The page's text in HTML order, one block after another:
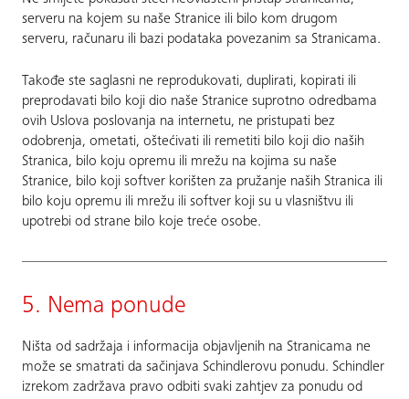
serveru na kojem su naše Stranice ili bilo kom drugom
serveru, računaru ili bazi podataka povezanim sa Stranicama.
Takođe ste saglasni ne reprodukovati, duplirati, kopirati ili
preprodavati bilo koji dio naše Stranice suprotno odredbama
ovih Uslova poslovanja na internetu, ne pristupati bez
odobrenja, ometati, oštećivati ili remetiti bilo koji dio naših
Stranica, bilo koju opremu ili mrežu na kojima su naše
Stranice, bilo koji softver korišten za pružanje naših Stranica ili
bilo koju opremu ili mrežu ili softver koji su u vlasništvu ili
upotrebi od strane bilo koje treće osobe.
5. Nema ponude
Ništa od sadržaja i informacija objavljenih na Stranicama ne
može se smatrati da sačinjava Schindlerovu ponudu. Schindler
izrekom zadržava pravo odbiti svaki zahtjev za ponudu od